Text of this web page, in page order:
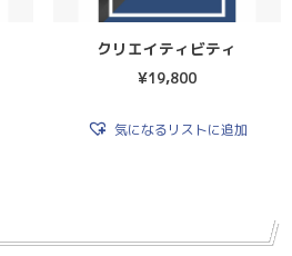
クリエイティビティ
¥19,800
気になるリストに追加